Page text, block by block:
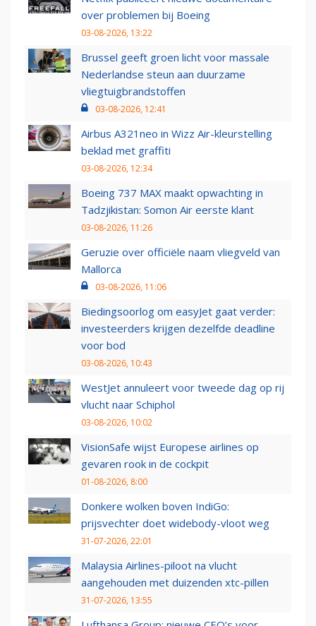
over problemen bij Boeing
03-08-2026, 13:22
Brussel geeft groen licht voor massale
Nederlandse steun aan duurzame
vliegtuigbrandstoffen
03-08-2026, 12:41
Airbus A321neo in Wizz Air-kleurstelling
beklad met graffiti
03-08-2026, 12:34
Boeing 737 MAX maakt opwachting in
Tadzjikistan: Somon Air eerste klant
03-08-2026, 11:26
Geruzie over officiële naam vliegveld van
Mallorca
03-08-2026, 11:06
Biedingsoorlog om easyJet gaat verder:
investeerders krijgen dezelfde deadline
voor bod
03-08-2026, 10:43
WestJet annuleert voor tweede dag op rij
vlucht naar Schiphol
03-08-2026, 10:02
VisionSafe wijst Europese airlines op
gevaren rook in de cockpit
01-08-2026, 8:00
Donkere wolken boven IndiGo:
prijsvechter doet widebody-vloot weg
31-07-2026, 22:01
Malaysia Airlines-piloot na vlucht
aangehouden met duizenden xtc-pillen
31-07-2026, 13:55